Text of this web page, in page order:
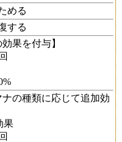
める
する
果を付与】
ナの種類に応じて追加効
果